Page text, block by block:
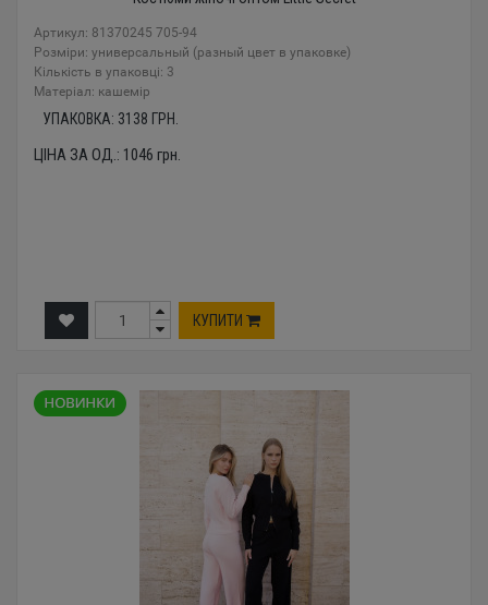
Артикул: 81370245 705-94
Розміри: универсальный (разный цвет в упаковке)
Кількість в упаковці: 3
Mатеріал: кашемір
УПАКОВКА: 3138 ГРН.
ЦІНА ЗА ОД.: 1046 грн.
КУПИТИ